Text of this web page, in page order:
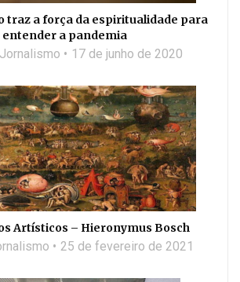
traz a força da espiritualidade para
entender a pandemia
17 de junho de 2020
Artísticos – Hieronymus Bosch
25 de fevereiro de 2021